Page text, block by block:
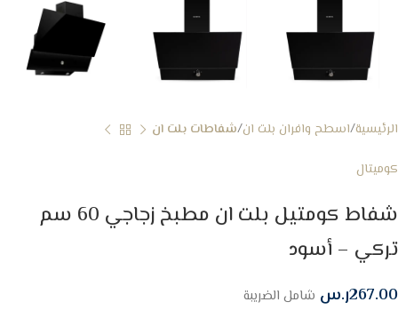
الرئيسية اسطح وافران بلت ان شفاطات بلت ان
كوميتال
شفاط كومتيل بلت ان مطبخ زجاجي 60 سم
تركي – أسود
267.00ر.س شامل الضريبة